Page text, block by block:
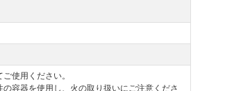
使用ください。
容器を使用し、火の取り扱いにご注意くださ